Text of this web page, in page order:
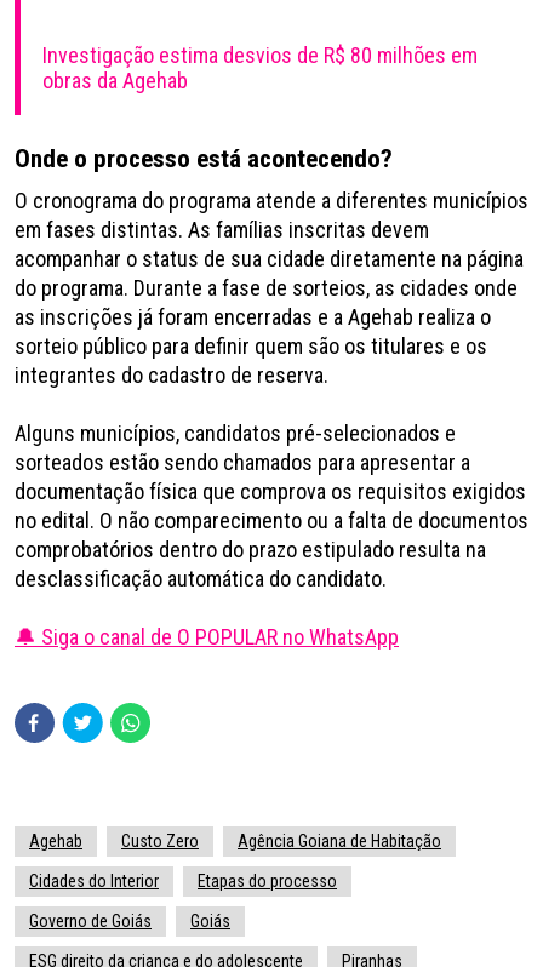
Investigação estima desvios de R$ 80 milhões em
obras da Agehab
Onde o processo está acontecendo?
O cronograma do programa atende a diferentes municípios
em fases distintas. As famílias inscritas devem
acompanhar o status de sua cidade diretamente na página
do programa. Durante a fase de sorteios, as cidades onde
as inscrições já foram encerradas e a Agehab realiza o
sorteio público para definir quem são os titulares e os
integrantes do cadastro de reserva.
Alguns municípios, candidatos pré-selecionados e
sorteados estão sendo chamados para apresentar a
documentação física que comprova os requisitos exigidos
no edital. O não comparecimento ou a falta de documentos
comprobatórios dentro do prazo estipulado resulta na
desclassificação automática do candidato.
🔔 Siga o canal de O POPULAR no WhatsApp
Agehab Custo Zero Agência Goiana de Habitação
Cidades do Interior Etapas do processo
Governo de Goiás Goiás
ESG direito da criança e do adolescente Piranhas